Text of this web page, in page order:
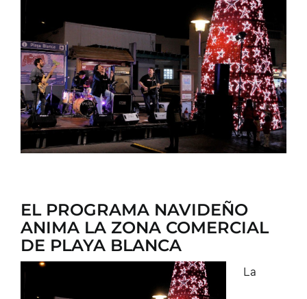
CONTACTO
EL PROGRAMA NAVIDEÑO
ANIMA LA ZONA COMERCIAL
DE PLAYA BLANCA
La